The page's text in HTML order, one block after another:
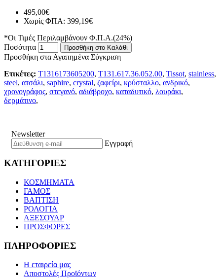
495,00€
Χωρίς ΦΠΑ: 399,19€
*Οι Τιμές Περιλαμβάνουν Φ.Π.Α.(24%)
Ποσότητα
Προσθήκη στο Καλάθι
Προσθήκη στα Αγαπημένα Σύγκριση
Ετικέτες: T1316173605200, T131.617.36.052.00, Tissot, stainless,
steel, ατσάλι, saphire, crystal, ζαφείρι, κρύσταλλο, ανδρικό,
χρονογράφος, στεγανό, αδιάβροχο, καταδυτικό, λουράκι,
δερμάτινο,
Newsletter
Εγγραφή
ΚΑΤΗΓΟΡΙΕΣ
ΚΟΣΜΗΜΑΤΑ
ΓΑΜΟΣ
ΒΑΠΤΙΣΗ
ΡΟΛΟΓΙΑ
ΑΞΕΣΟΥΑΡ
ΠΡΟΣΦΟΡΕΣ
ΠΛΗΡΟΦΟΡΙΕΣ
Η εταιρεία μας
Αποστολές Προϊόντων